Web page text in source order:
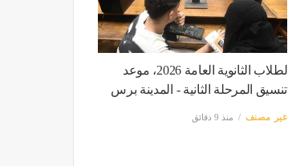
لطلاب الثانوية العامة 2026، موعد
تنسيق المرحلة الثانية - المدينة برس
غير مصنف منذ 9 دقائق